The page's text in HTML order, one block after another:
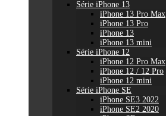
Série iPhone 13
iPhone 13 Pro Max
iPhone 13 Pro
iPhone 13
iPhone 13 mini
Série iPhone 12
iPhone 12 Pro Max
iPhone 12 / 12 Pro
iPhone 12 mini
Série iPhone SE
iPhone SE3 2022
iPhone SE2 2020